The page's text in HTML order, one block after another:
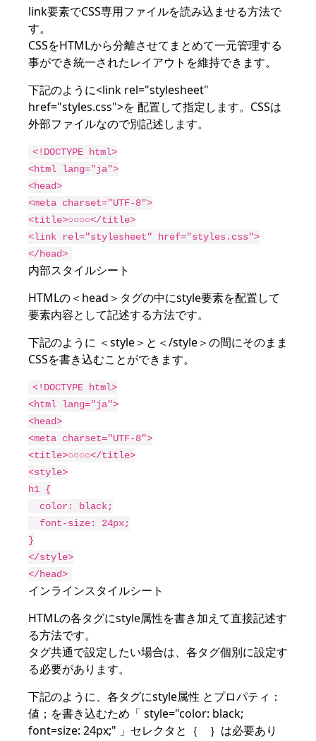
link要素でCSS専用ファイルを読み込ませる方法で
す。
CSSをHTMLから分離させてまとめて一元管理する
事ができ統一されたレイアウトを維持できます。
下記のように<link rel="stylesheet"
href="styles.css">を 配置して指定します。CSSは
外部ファイルなので別記述します。
<!DOCTYPE html>
<html lang="ja">
<head>
<meta charset="UTF-8">
<title>○○○○</title>
<link rel="stylesheet" href="styles.css">
</head>
内部スタイルシート
HTMLの＜head＞タグの中にstyle要素を配置して
要素内容として記述する方法です。
下記のように ＜style＞と＜/style＞の間にそのまま
CSSを書き込むことができます。
<!DOCTYPE html>
<html lang="ja">
<head>
<meta charset="UTF-8">
<title>○○○○</title>
<style>
h1 {
  color: black;
  font-size: 24px;
}
</style>
</head>
インラインスタイルシート
HTMLの各タグにstyle属性を書き加えて直接記述す
る方法です。
タグ共通で設定したい場合は、各タグ個別に設定す
る必要があります。
下記のように、各タグにstyle属性 とプロパティ：
値；を書き込むため「 style="color: black;
font=size: 24px;" 」セレクタと｛ ｝は必要あり